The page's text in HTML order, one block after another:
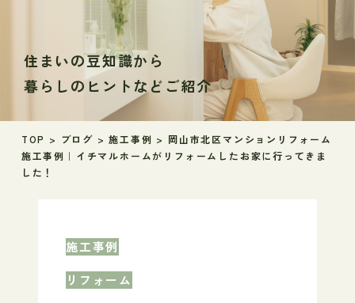
住まいの豆知識から
暮らしのヒントなどご紹介
TOP > ブログ >施工事例 > 岡山市北区マンションリフォーム
施工事例｜イチマルホームがリフォームしたお家に行ってきま
した！
施工事例
リフォーム